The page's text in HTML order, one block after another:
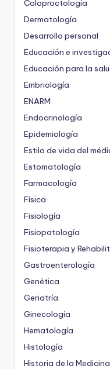
Coloproctología
Dermatología
Desarrollo personal
Educación e
Educación para la
Embriología
ENARM
Endocrinología
Epidemiología
Estilo de vida del
Estomatología
Farmacología
Física
Fisiología
Fisiopatología
Fisioterapia y
Gastroenterología
Genética
Geriatría
Ginecología
Hematología
Histología
Historia de la Medicina